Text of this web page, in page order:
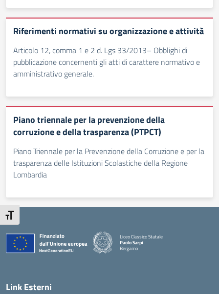
Attiva/disattiva dimensione testo
Riferimenti normativi su organizzazione e attività
Articolo 12, comma 1 e 2 d. Lgs 33/2013– Obblighi di
pubblicazione concernenti gli atti di carattere normativo e
amministrativo generale.
Piano triennale per la prevenzione della
corruzione e della trasparenza (PTPCT)
Piano Triennale per la Prevenzione della Corruzione e per la
trasparenza delle Istituzioni Scolastiche della Regione
Lombardia
Liceo Classico Statale
Paolo Sarpi
Bergamo
— Visita la pagina iniziale della scuola
Link Esterni